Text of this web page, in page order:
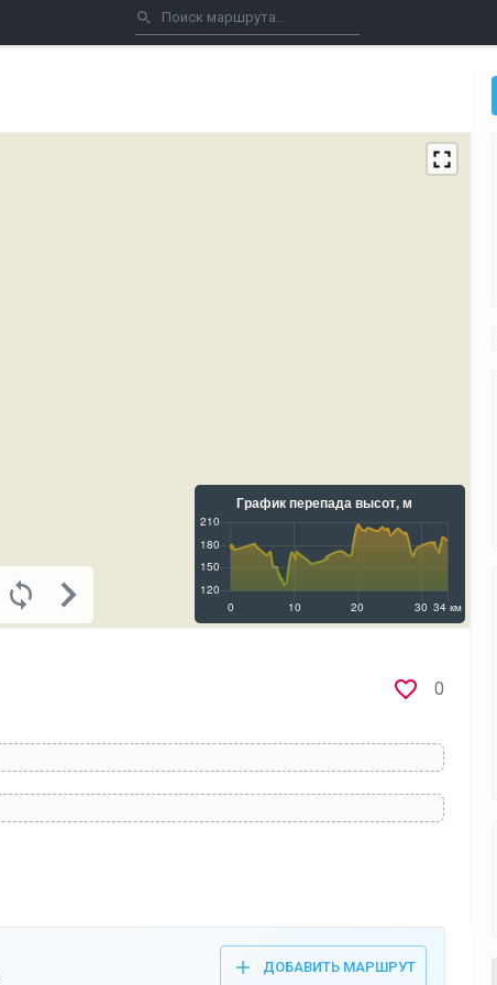
0
ДОБАВИТЬ МАРШРУТ